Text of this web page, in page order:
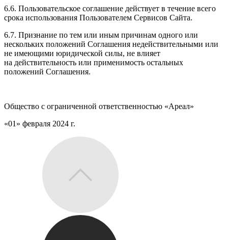
6.6. Пользовательское соглашение действует в течение всего
срока использования Пользователем Сервисов Сайта.
6.7. Признание по тем или иным причинам одного или
нескольких положений Соглашения недействительными или
не имеющими юридической силы, не влияет
на действительность или применимость остальных
положений Соглашения.
Общество с ограниченной ответственностью «Ареал»
«01» февраля 2024 г.